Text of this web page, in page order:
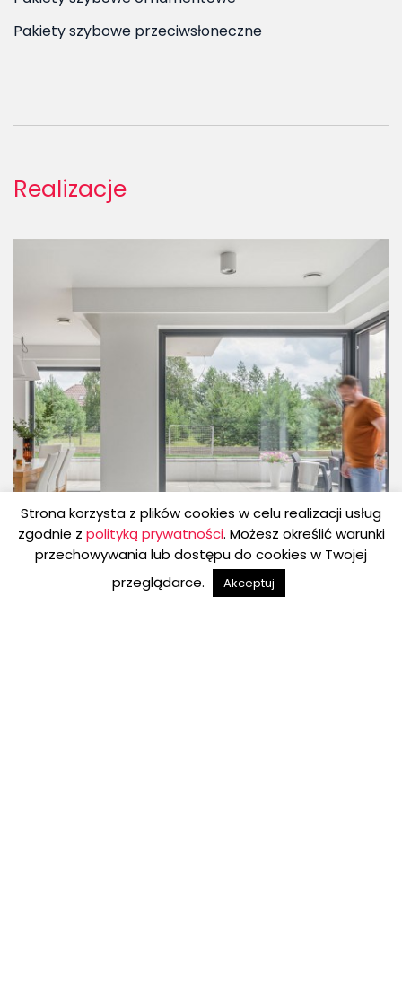
LUM’UP V76
Pakiety szybowe przeciwsłoneczne
Realizacje
Strona korzysta z plików cookies w celu realizacji usług
zgodnie z polityką prywatności. Możesz określić warunki
przechowywania lub dostępu do cookies w Twojej
przeglądarce.
Akceptuj